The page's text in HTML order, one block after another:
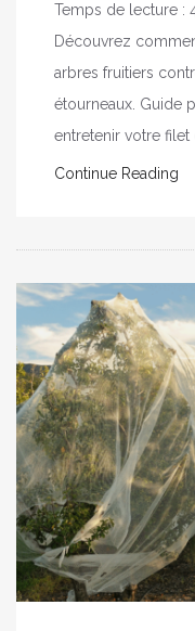
Temps de lecture :
Découvrez
arbres fruitiers
étourneaux. Guide
entretenir votre
Continue Reading